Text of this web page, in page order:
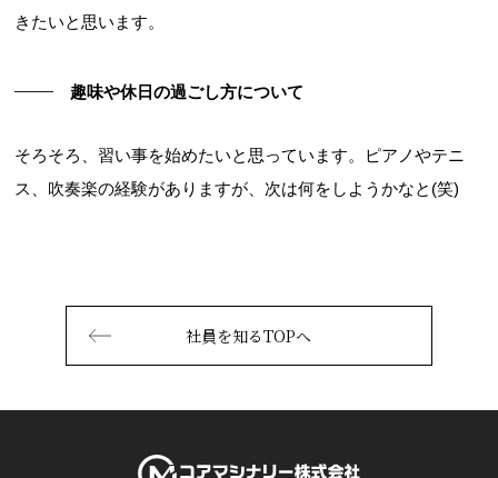
きたいと思います。
趣味や休日の過ごし方について
そろそろ、習い事を始めたいと思っています。ピアノやテニ
ス、吹奏楽の経験がありますが、次は何をしようかなと(笑)
社員を知るTOPへ